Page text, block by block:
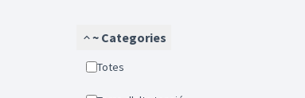
~ Categories
Totes